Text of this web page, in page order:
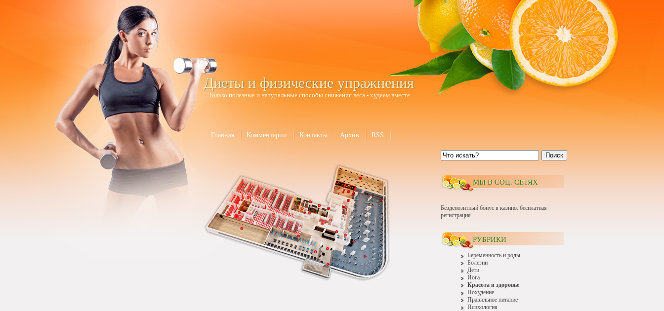
Диеты и физические упражнения
Только полезные и натуральные способы снижения веса - худеем вместе
Главная Комментарии Контакты Архив RSS
Поиск
МЫ В СОЦ. СЕТЯХ
Бездепозитный бонус в казино: бесплатная
регистрация
РУБРИКИ
Беременность и роды
Болезни
Дети
Йога
Красота и здоровье
Похудение
Правильное питание
Психология